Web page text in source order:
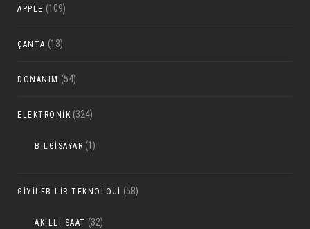
APPLE (109)
ÇANTA (13)
DONANIM (54)
ELEKTRONIK (324)
BILGISAYAR (1)
GIYILEBILIR TEKNOLOJI (58)
AKILLI SAAT (32)